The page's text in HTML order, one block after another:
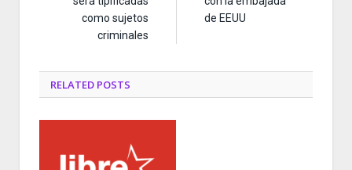
como sujetos
criminales
de EEUU
RELATED POSTS